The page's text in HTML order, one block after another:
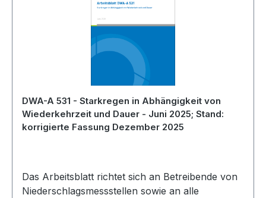
DWA-A 531 - Starkregen in Abhängigkeit von
Wiederkehrzeit und Dauer - Juni 2025; Stand:
korrigierte Fassung Dezember 2025
Das Arbeitsblatt richtet sich an Betreibende von
Niederschlagsmessstellen sowie an alle